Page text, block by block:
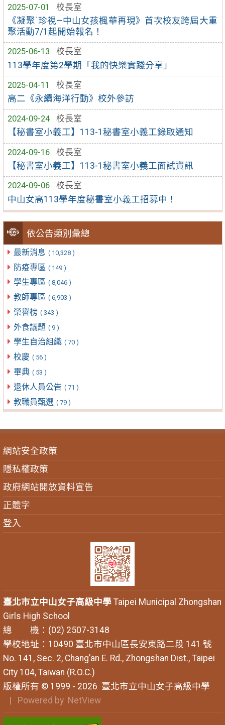
2025-07-01
校長室
《凝聚˙珍視—中山女孩楓華再現》首次校友跨屆大重
聚活動7/1起開始報名！
2025-06-13
校長室
113學年度第2學期「我的快樂實踐分享」
2025-04-11
校長室
高二《永續海洋行動》校外參訪
2024-09-24
校長室
【秘書室小義工】113-1秘書室小義工錄取通知
2024-09-16
校長室
【秘書室小義工】113-1秘書室小義工面試資訊
2024-09-06
校長室
中山女高113學年度秘書室小義工招募中！
依公告類別彙總
最新消息 ( 10,328 )
防疫專區 ( 149 )
學生專區 ( 8,046 )
教師專區 ( 6,903 )
榮譽榜 ( 343 )
外食議題 ( 9 )
學生自治組織 ( 70 )
校慶 ( 56 )
畢典 ( 53 )
退休人員公告 ( 71 )
教職員甄選 ( 79 )
網站安全政策
隱私權政策
政府網站開放資料宣告
正體字
登入
臺北市立中山女子高級中學Taipei Municipal Zhongshan
Girls High School
總 機：(02) 2507-3148
學校地址：10490 臺北市中山區長安東路二段 141 號
No. 141, Sec. 2, Chang’an E. Rd., Zhongshan Dist., Taipei
City 104, Taiwan (R.O.C.)
版權所有 © 1999 - 2026 臺北市立中山女子高級中學
| Powered by NetView